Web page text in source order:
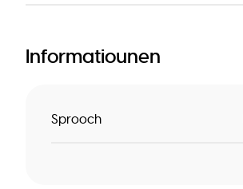
Informatiounen
Sprooch